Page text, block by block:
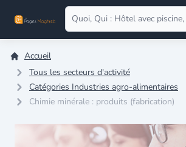
Accueil
Tous les secteurs d'activité
Catégories Industries agro-alimentaires
Chimie minérale : produits (fabrication)